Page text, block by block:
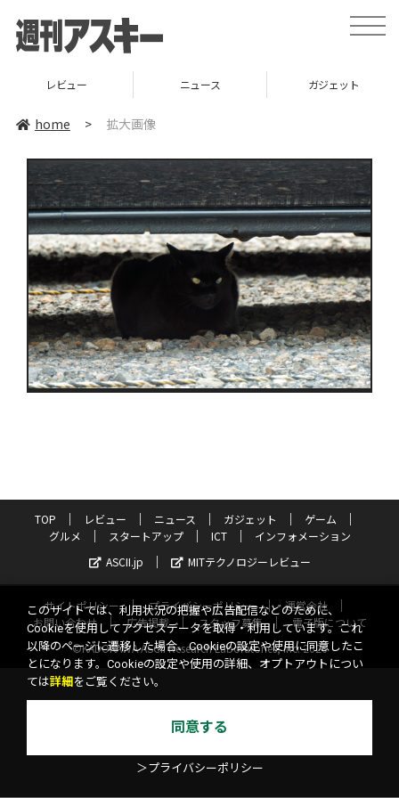
toggle
レビュー ニュース ガジェット
home > 拡大画像
TOP レビュー ニュース ガジェット
ゲーム
グルメ
スタートアップ ICT
インフォメーション
ASCII.jp
MITテクノロジーレビュー
サイトポリシー プライバシーポリシー
運営会社
お問い合わせ
広告掲載 スタッフ募集
電子版について
©KADOKAWA ASCII Research Laboratories, Inc. 2026
このサイトでは、利用状況の把握や広告配信などのために、
Cookieを使用してアクセスデータを取得・利用しています。これ
以降のページに遷移した場合、Cookieの設定や使用に同意したこ
とになります。Cookieの設定や使用の詳細、オプトアウトについ
ては詳細 をご覧ください。
同意する
＞プライバシーポリシー